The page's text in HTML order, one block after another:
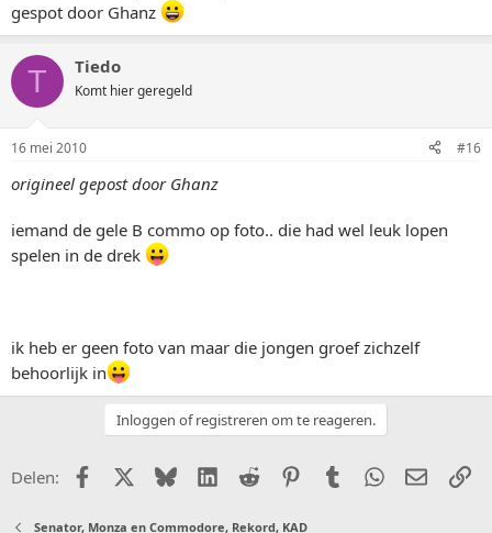
gespot door Ghanz
T Tiedo
Komt hier geregeld
16 mei 2010 #16
origineel gepost door Ghanz
iemand de gele B commo op foto.. die had wel leuk lopen
spelen in de drek
ik heb er geen foto van maar die jongen groef zichzelf
behoorlijk in
Inloggen of registreren om te reageren.
Delen: FacebookX (Twitter)
BlueskyLinkedIn
Reddit PinterestTumblr WhatsApp
E-mail
Senator, Monza en Commodore, Rekord, KAD